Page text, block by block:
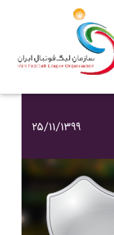
۲۵/۱۱/۱۳۹۹